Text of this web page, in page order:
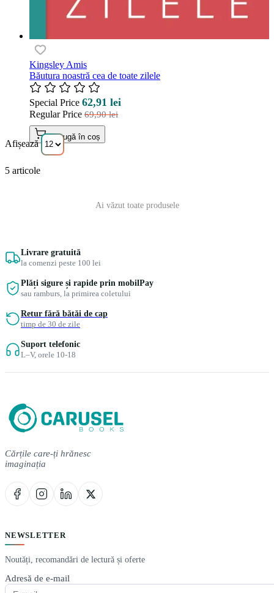
Kingsley Amis
Băutura noastră cea de toate zilele
Special Price 62,91 lei
Regular Price 69,90 lei
Adaugă în coș
Afișează
5 articole
Ai văzut toate produsele
Livrare gratuită
la comenzi peste 100 lei
Plăți sigure și rapide prin mobilPay
sau ramburs, la primirea coletului
Retur fără bătăi de cap
timp de 30 de zile
Suport telefonic
L–V, orele 10-18
Cărțile care-ți hrănesc
imaginația
NEWSLETTER
Noutăți, recomandări de lectură și oferte
Adresă de e-mail